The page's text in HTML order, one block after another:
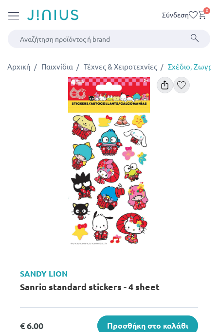
Σύνδεση 0
Αρχική Παιχνίδια Τέχνες & Χειροτεχνίες Σχέδιο,
SANDY LION
Sanrio standard stickers - 4 sheet
€ 6.00 Προσθήκη στο καλάθι